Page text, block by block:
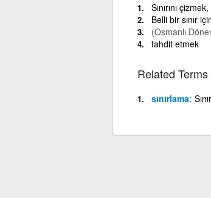
Sınırını
Belli bir sınır
(Osmanlı
tahdit etmek
Related Terms
sınırlama